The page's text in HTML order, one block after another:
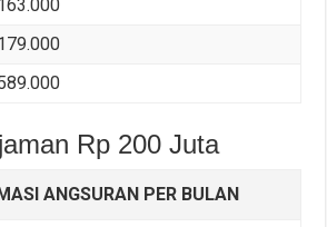
Rp 200 Juta
ANGSURAN PER BULAN